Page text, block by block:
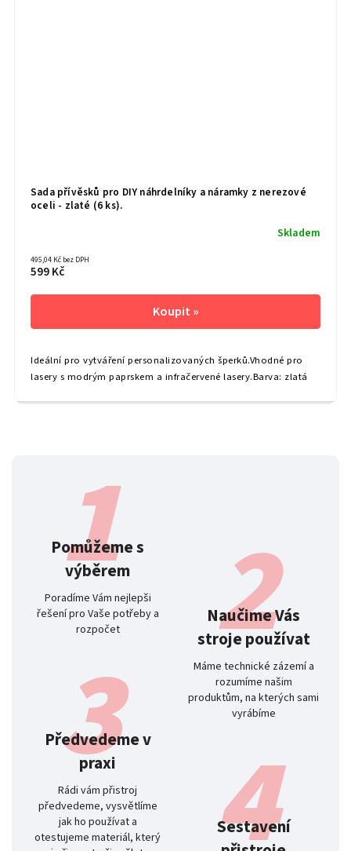
Sada přívěsků pro DIY náhrdelníky a náramky z nerezové
oceli - zlaté (6 ks).
Skladem
495,04 Kč bez DPH
599 Kč
Ideální pro vytváření personalizovaných šperků.Vhodné pro
lasery s modrým paprskem a infračervené lasery.Barva: zlatá
Pomůžeme s
výběrem
Poradíme Vám nejlepši
řešení pro Vaše potřeby a
rozpočet
Naučime Vás
stroje používat
Máme technické zázemí a
rozumíme našim
produktům, na kterých sami
vyrábíme
Předvedeme v
praxi
Rádi vám přistroj
předvedeme, vysvětlíme
jak ho používat a
otestujeme materiál, který
Sestavení